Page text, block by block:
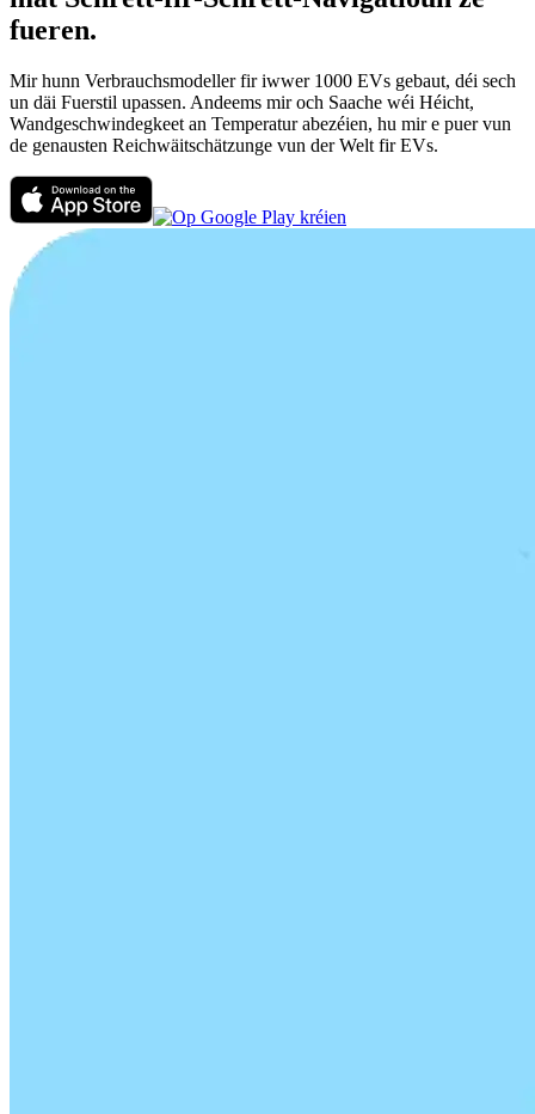
fueren.
Mir hunn Verbrauchsmodeller fir iwwer 1000 EVs gebaut, déi sech
un däi Fuerstil upassen. Andeems mir och Saache wéi Héicht,
Wandgeschwindegkeet an Temperatur abezéien, hu mir e puer vun
de genausten Reichwäitschätzunge vun der Welt fir EVs.